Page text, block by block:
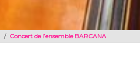
/ Concert de l’ensemble BARCANA